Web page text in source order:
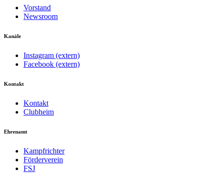
Vorstand
Newsroom
Kanäle
Instagram (extern)
Facebook (extern)
Kontakt
Kontakt
Clubheim
Ehrenamt
Kampfrichter
Förderverein
FSJ